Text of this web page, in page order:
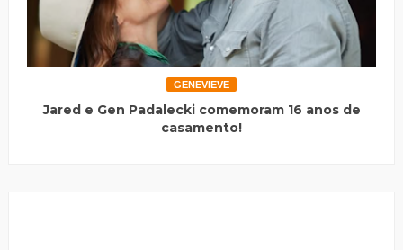
GENEVIEVE
Jared e Gen Padalecki comemoram 16 anos de
casamento!